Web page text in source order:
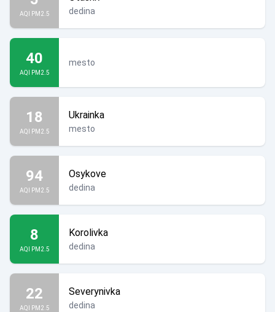
AQI PM2.5 dedina
40
AQI PM2.5
mesto
18
AQI PM2.5
Ukrainka
mesto
94
AQI PM2.5
Osykove
dedina
8
AQI PM2.5
Korolivka
dedina
22
AQI PM2.5
Severynivka
dedina